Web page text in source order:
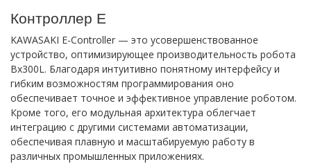
Контроллер E
KAWASAKI E-Controller — это усовершенствованное
устройство, оптимизирующее производительность робота
Bx300L. Благодаря интуитивно понятному интерфейсу и
гибким возможностям программирования оно
обеспечивает точное и эффективное управление роботом.
Кроме того, его модульная архитектура облегчает
интеграцию с другими системами автоматизации,
обеспечивая плавную и масштабируемую работу в
различных промышленных приложениях.